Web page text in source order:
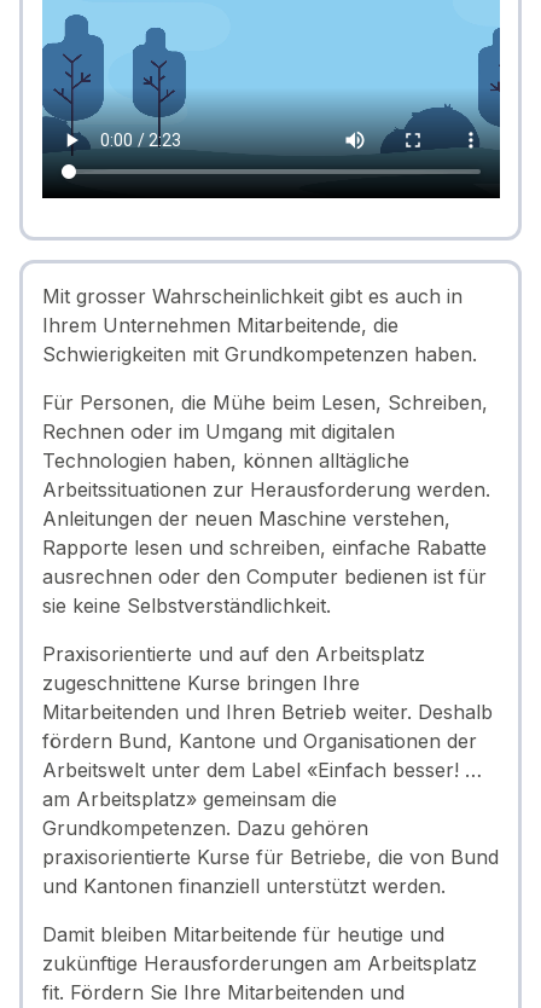
Mit grosser Wahrscheinlichkeit gibt es auch in
Ihrem Unternehmen Mitarbeitende, die
Schwierigkeiten mit Grundkompetenzen haben.
Für Personen, die Mühe beim Lesen, Schreiben,
Rechnen oder im Umgang mit digitalen
Technologien haben, können alltägliche
Arbeitssituationen zur Herausforderung werden.
Anleitungen der neuen Maschine verstehen,
Rapporte lesen und schreiben, einfache Rabatte
ausrechnen oder den Computer bedienen ist für
sie keine Selbstverständlichkeit.
Praxisorientierte und auf den Arbeitsplatz
zugeschnittene Kurse bringen Ihre
Mitarbeitenden und Ihren Betrieb weiter. Deshalb
fördern Bund, Kantone und Organisationen der
Arbeitswelt unter dem Label «Einfach besser! …
am Arbeitsplatz» gemeinsam die
Grundkompetenzen. Dazu gehören
praxisorientierte Kurse für Betriebe, die von Bund
und Kantonen finanziell unterstützt werden.
Damit bleiben Mitarbeitende für heutige und
zukünftige Herausforderungen am Arbeitsplatz
fit. Fördern Sie Ihre Mitarbeitenden und